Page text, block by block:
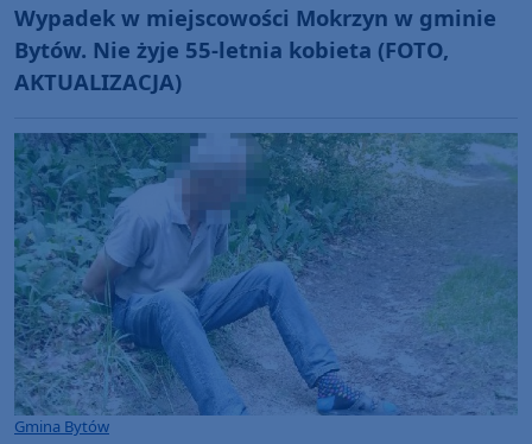
Wypadek w miejscowości Mokrzyn w gminie
Bytów. Nie żyje 55-letnia kobieta (FOTO,
AKTUALIZACJA)
Gmina Bytów